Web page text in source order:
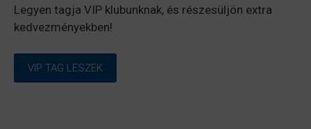
Legyen tagja VIP klubunknak, és részesüljön extra
kedvezményekben!
VIP TAG LESZEK